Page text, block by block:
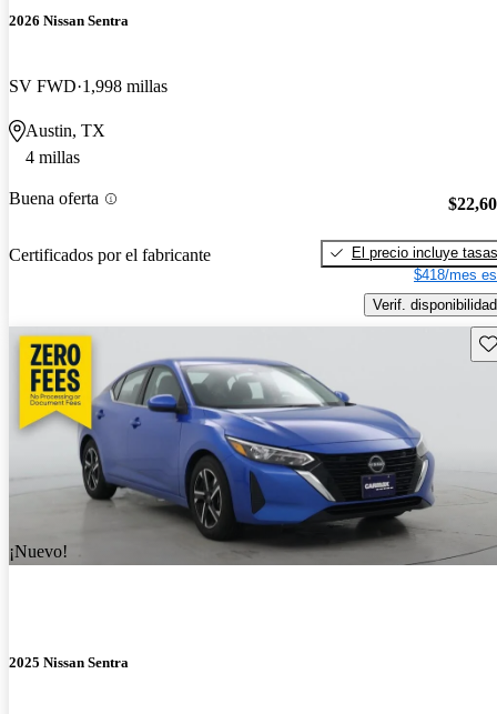
2026 Nissan Sentra
SV FWD 1,998 millas
Austin, TX
4 millas
Buena oferta
Certificados por el fabricante
El precio incluye tasas
$418/mes
Verif. disponibilidad
¡Nuevo!
2025 Nissan Sentra